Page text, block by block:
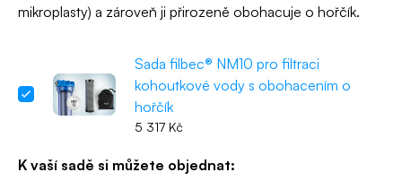
mikroplasty) a zároveň ji přirozeně obohacuje o hořčík.
Sada filbec® NM10 pro filtraci
kohoutkové vody s obohacením o
hořčík
5 317 Kč
K vaší sadě si můžete objednat: